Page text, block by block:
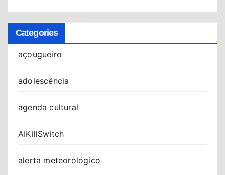
Categories
açougueiro
adolescência
agenda cultural
AIKillSwitch
alerta meteorológico